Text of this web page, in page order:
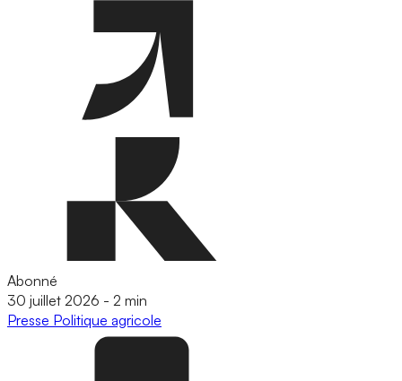
Abonné
30 juillet 2026 - 2 min
Presse Politique agricole